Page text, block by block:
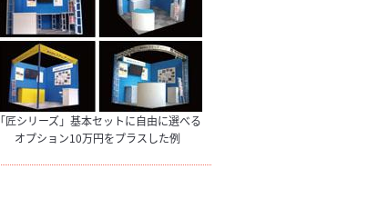
「匠シリーズ」基本セットに自由に選べる
オプション10万円をプラスした例